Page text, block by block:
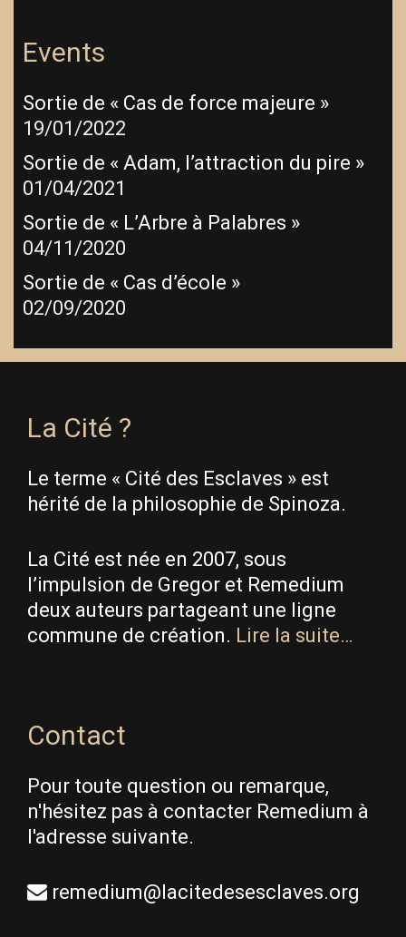
Events
Sortie de « Cas de force majeure »
19/01/2022
Sortie de « Adam, l’attraction du pire »
01/04/2021
Sortie de « L’Arbre à Palabres »
04/11/2020
Sortie de « Cas d’école »
02/09/2020
La Cité ?
Le terme « Cité des Esclaves » est
hérité de la philosophie de Spinoza.
La Cité est née en 2007, sous
l’impulsion de Gregor et Remedium
deux auteurs partageant une ligne
commune de création. Lire la suite…
Contact
Pour toute question ou remarque,
n'hésitez pas à contacter Remedium à
l'adresse suivante.
remedium@lacitedesesclaves.org